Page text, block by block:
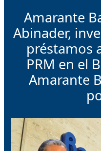
Amarante
Abinader,
préstamos
PRM en el
Amarante